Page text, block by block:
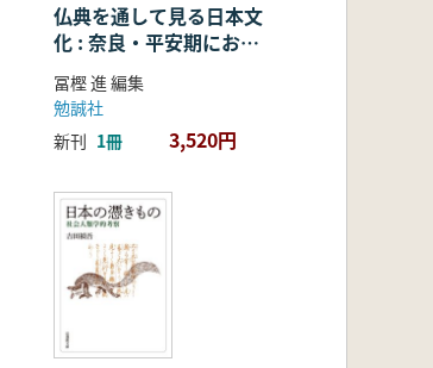
仏典を通して見る日本文
化 : 奈良・平安期におけ
る仏教の受容・融合・展
開
冨樫 進 編集
勉誠社
新刊 1冊 3,520円